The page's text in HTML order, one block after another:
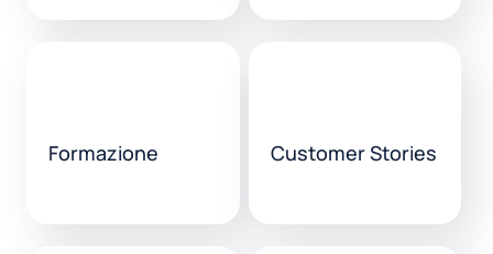
Formazione Customer Stories